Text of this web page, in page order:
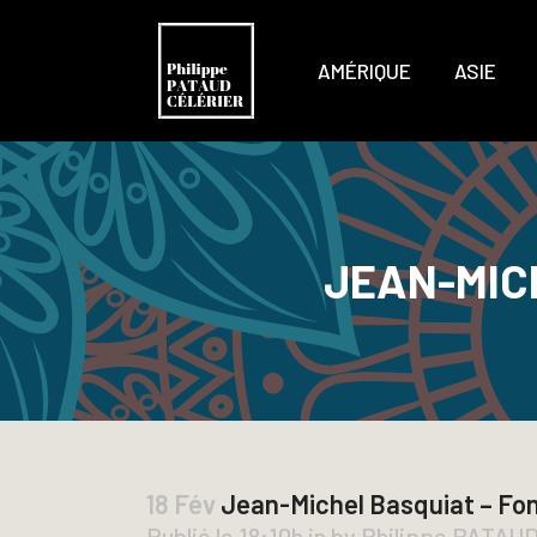
AMÉRIQUE ASIE
JEAN-
18 Fév Jean-Michel Basquiat –